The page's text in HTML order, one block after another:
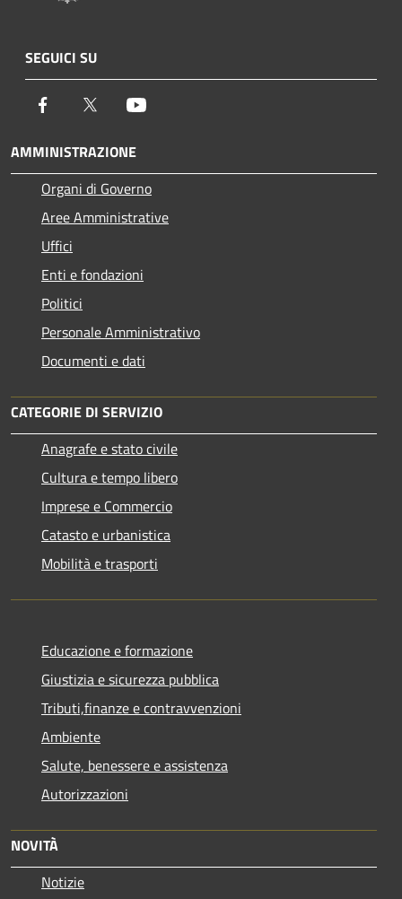
SEGUICI SU
Facebook Twitter
AMMINISTRAZIONE
Organi di Governo
Aree Amministrative
Uffici
Enti e fondazioni
Politici
Personale Amministrativo
Documenti e dati
CATEGORIE DI SERVIZIO
Anagrafe e stato civile
Cultura e tempo libero
Imprese e Commercio
Catasto e urbanistica
Mobilità e trasporti
Educazione e formazione
Giustizia e sicurezza pubblica
Tributi,finanze e contravvenzioni
Ambiente
Salute, benessere e assistenza
Autorizzazioni
NOVITÀ
Notizie